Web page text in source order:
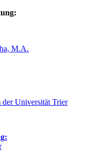
M.A.
der Universität Trier